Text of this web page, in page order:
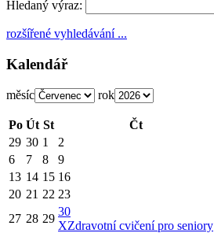
Hledaný výraz:
rozšířené vyhledávání ...
Kalendář
měsíc rok
Po Út St Čt
29 30 1 2
6
7 8 9
13 14 15 16
20 21 22 23
27 28 29
30
XZdravotní cvičení pro seniory